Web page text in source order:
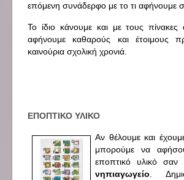
επόμενη συνάδερφο με το τι αφήνουμε
Το ίδιο κάνουμε και με τους
αφήνουμε καθαρούς και έτοιμους
καινούρια σχολική χρονιά.
ΕΠΟΠΤΙΚΟ ΥΛΙΚΟ
Αν θέλουμε και
μπορούμε να
εποπτικό υλικό σαν
νηπιαγωγείο.